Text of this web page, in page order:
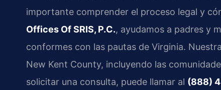
importante comprender el proceso legal y
Offices Of SRIS, P.C., ayudamos a padres y
conformes con las pautas de Virginia.
New Kent County, incluyendo las
solicitar una consulta, puede llamar al (888)